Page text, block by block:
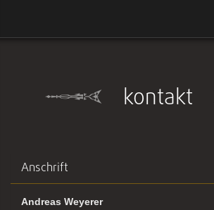
kontakt
Anschrift
Andreas Weyerer